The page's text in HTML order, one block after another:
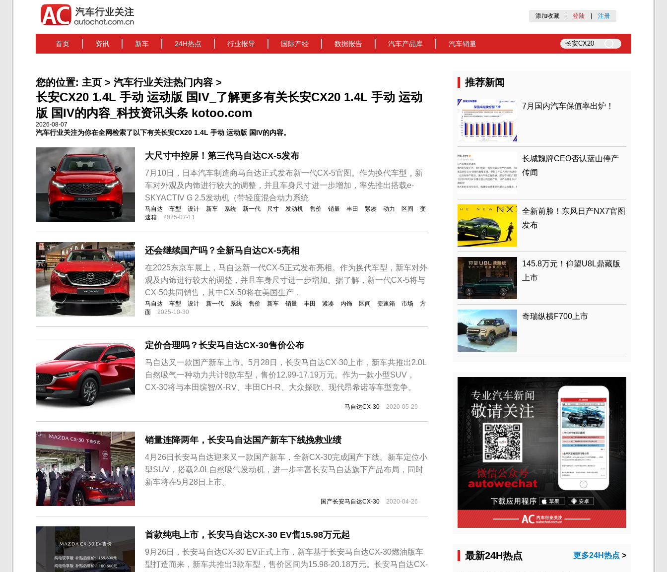
添加收藏 登陆 注册
首页 资讯 新车 24H热点 行业报导 国际产经 数据报告 汽车产品库 汽车销量
您的位置: 主页 > 汽车行业关注热门内容 >
长安CX20 1.4L 手动 运动版 国IV_了解更多有关长安CX20 1.4L 手动 运动
版 国IV的内容_科技资讯头条 kotoo.com
2026-08-07
汽车行业关注为你在全网检索了以下有关长安CX20 1.4L 手动 运动版 国IV的内容。
大尺寸中控屏！第三代马自达CX-5发布
7月10日，日本汽车制造商马自达正式发布新一代CX-5官图。作为换代车型，新
车对外观及内饰进行较大的调整，并且车身尺寸进一步增加，率先推出搭载e-
SKYACTIV G 2.5发动机（带轻度混合动力系统
马自达 车型 设计 新车 系统 新一代 尺寸 发动机 售价 销量 丰田 紧凑 动力 区间
变
速箱
2025-07-11
还会继续国产吗？全新马自达CX-5亮相
在2025东京车展上，马自达新一代CX-5正式发布亮相。作为换代车型，新车对外
观及内饰进行较大的调整，并且车身尺寸进一步增加。据了解，新一代CX-5将与
CX-50共同销售，其中CX-50将在美国生产，
马自达 车型 设计 新一代 系统 售价 新车 销量 丰田 紧凑 内饰 区间 变速箱 市场
方
面
2025-10-30
定价合理吗？长安马自达CX-30售价公布
马自达又一款国产新车上市。5月28日，长安马自达CX-30上市，新车共推出2.0L
自然吸气一种动力共计8款车型，售价12.99-17.19万元。作为一款小型SUV，
CX-30将与本田缤智/X-RV、丰田CH-R、大众探歌、现代昂希诺等车型竞争。
马自达CX-30 2020-05-29
销量连降两年，长安马自达国产新车下线挽救业绩
4月26日长安马自达迎来又一款国产新车，全新CX-30完成国产下线。新车定位小
型SUV，搭载2.0L自然吸气发动机，进一步丰富长安马自达旗下产品布局，同时
新车将在5月28日上市。
国产长安马自达CX-30 2020-04-26
首款纯电上市，长安马自达CX-30 EV售15.98万元起
9月26日，长安马自达CX-30 EV正式上市，新车基于长安马自达CX-30燃油版车
型打造而来，新车共推出3款车型，售价区间为15.98-20.18万元。长安马自达CX-
推荐新闻
7月国内汽车保值率出炉！
长城魏牌CEO否认蓝山停产
传闻
全新前脸！东风日产NX7官图
发布
145.8万元！仰望U8L鼎藏版
上市
奇瑞纵横F700上市
最新24H热点 更多24H热点 >